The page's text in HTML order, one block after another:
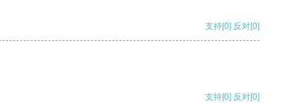
支持[0] 反对[0]
支持[0] 反对[0]